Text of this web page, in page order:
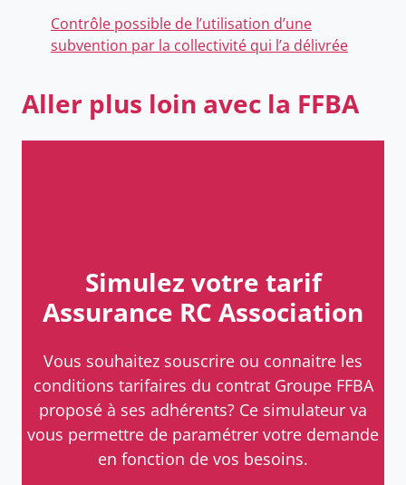
Contrôle possible de l’utilisation d’une
subvention par la collectivité qui l’a délivrée
Aller plus loin avec la FFBA
Simulez votre tarif
Assurance RC Association
Vous souhaitez souscrire ou connaitre les
conditions tarifaires du contrat Groupe FFBA
proposé à ses adhérents? Ce simulateur va
vous permettre de paramétrer votre demande
en fonction de vos besoins.